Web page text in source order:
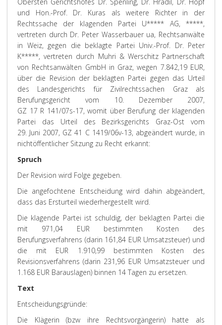
und Hon.-Prof. Dr. Kuras als weitere Richter in der
Rechtssache der klagenden Partei U***** AG, *****,
vertreten durch Dr. Peter Wasserbauer ua, Rechtsanwälte
in Weiz, gegen die beklagte Partei Univ.-Prof. Dr. Peter
K*****, vertreten durch Muhri & Werschitz Partnerschaft
von Rechtsanwälten GmbH in Graz, wegen 7.842,19 EUR,
über die Revision der beklagten Partei gegen das Urteil
des Landesgerichts für Zivilrechtssachen Graz als
Berufungsgericht vom 10. Dezember 2007,
GZ 17 R 141/07s-17, womit über Berufung der klagenden
Partei das Urteil des Bezirksgerichts Graz-Ost vom
29. Juni 2007, GZ 41 C 1419/06v-13, abgeändert wurde, in
nichtöffentlicher Sitzung zu Recht erkannt:
Spruch
Der Revision wird Folge gegeben.
Die angefochtene Entscheidung wird dahin abgeändert,
dass das Ersturteil wiederhergestellt wird.
Die klagende Partei ist schuldig, der beklagten Partei die
mit 971,04 EUR bestimmten Kosten des
Berufungsverfahrens (darin 161,84 EUR Umsatzsteuer) und
die mit EUR 1.910,99 bestimmten Kosten des
Revisionsverfahrens (darin 231,96 EUR Umsatzsteuer und
1.168 EUR Barauslagen) binnen 14 Tagen zu ersetzen.
Text
Entscheidungsgründe:
Die Klägerin (bzw ihre Rechtsvorgängerin) hatte als